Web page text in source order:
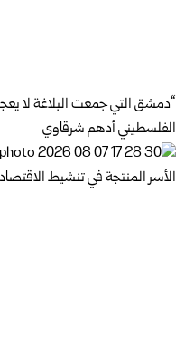
“دمشق التي جمعت البلاغة لا
الفلسطيني أدهم شرقاوي